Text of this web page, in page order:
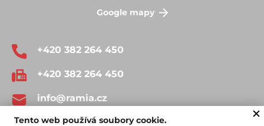
Google mapy
+420 382 264 450
+420 382 264 450
info@ramia.cz
Tento web používá soubory cookie.